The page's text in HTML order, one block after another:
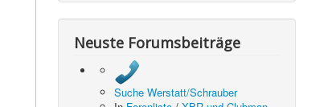
Neuste Forumsbeiträge
Suche Werstatt/Schrauber